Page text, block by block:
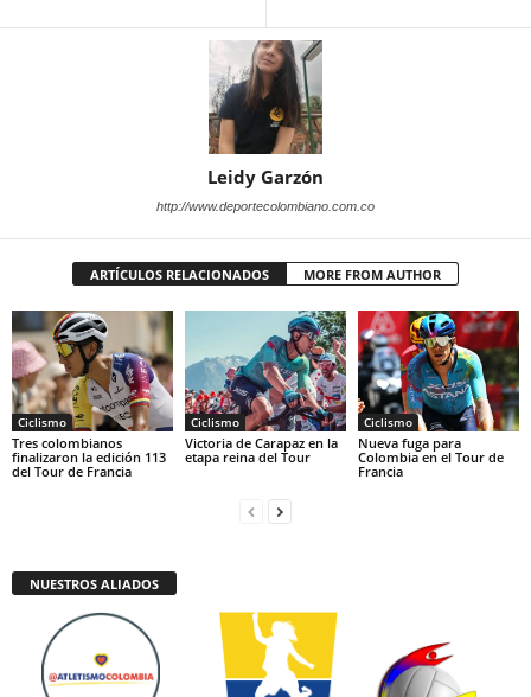
Leidy Garzón
http://www.deportecolombiano.com.co
ARTÍCULOS RELACIONADOS MORE FROM AUTHOR
Ciclismo
Tres colombianos
finalizaron la edición 113
del Tour de Francia
Ciclismo
Victoria de Carapaz en la
etapa reina del Tour
Ciclismo
Nueva fuga para
Colombia en el Tour de
Francia
NUESTROS ALIADOS